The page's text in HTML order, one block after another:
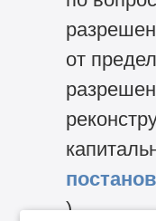
от
)